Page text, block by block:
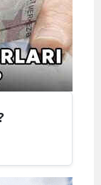
Yozgat
Zonguldak
Aksaray